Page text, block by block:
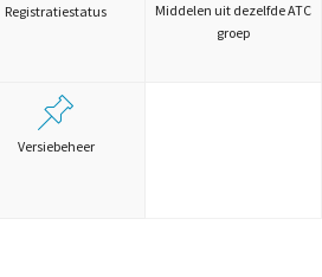
Registratiestatus
Middelen uit dezelfde ATC
groep
Versiebeheer